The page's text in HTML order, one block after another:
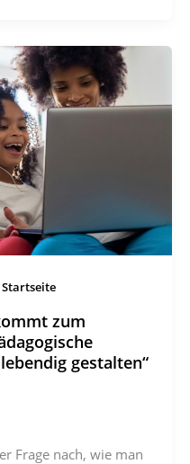
Startseite
zum
gestalten“
Frage nach, wie man